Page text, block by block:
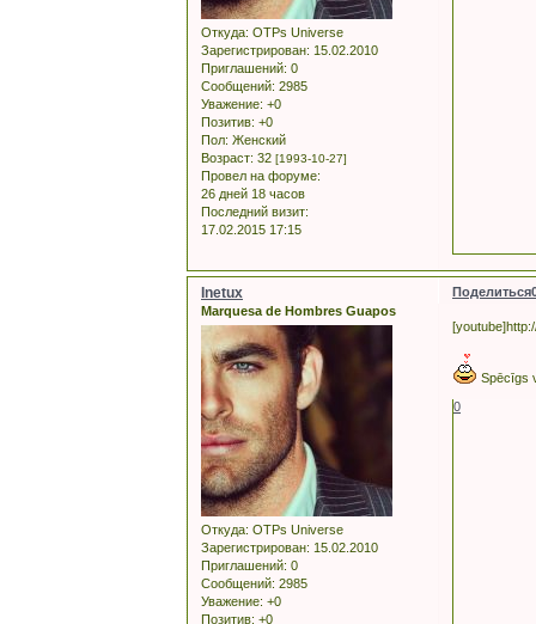
Откуда: OTPs Universe
Зарегистрирован: 15.02.2010
Приглашений: 0
Сообщений: 2985
Уважение: +0
Позитив: +0
Пол: Женский
Возраст: 32 [1993-10-27]
Провел на форуме:
26 дней 18 часов
Последний визит:
17.02.2015 17:15
Поделиться
Inetux
Marquesa de Hombres Guapos
Откуда: OTPs Universe
Зарегистрирован: 15.02.2010
Приглашений: 0
Сообщений: 2985
Уважение: +0
Позитив: +0
Spēcīgs
0